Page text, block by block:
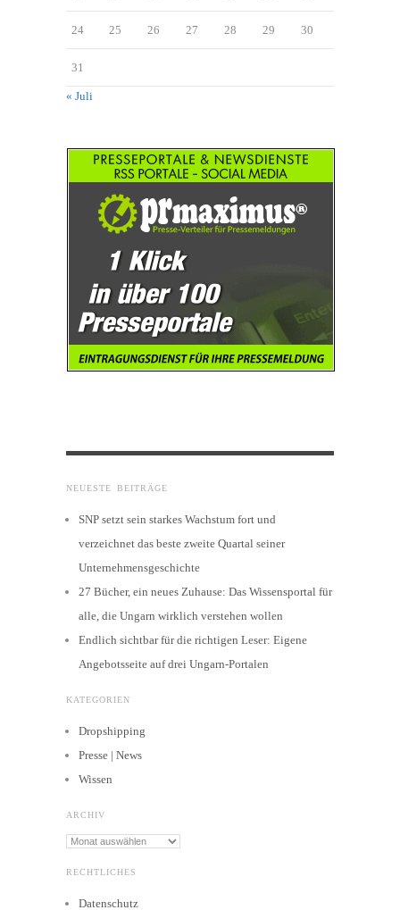
24 25 26 27 28 29 30
31
« Juli
NEUESTE BEITRÄGE
SNP setzt sein starkes Wachstum fort und
verzeichnet das beste zweite Quartal seiner
Unternehmensgeschichte
27 Bücher, ein neues Zuhause: Das Wissensportal für
alle, die Ungarn wirklich verstehen wollen
Endlich sichtbar für die richtigen Leser: Eigene
Angebotsseite auf drei Ungarn-Portalen
KATEGORIEN
Dropshipping
Presse | News
Wissen
ARCHIV
Archiv
RECHTLICHES
Datenschutz